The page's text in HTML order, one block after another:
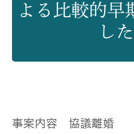
よる比較的早
し
事案内容 協議離婚